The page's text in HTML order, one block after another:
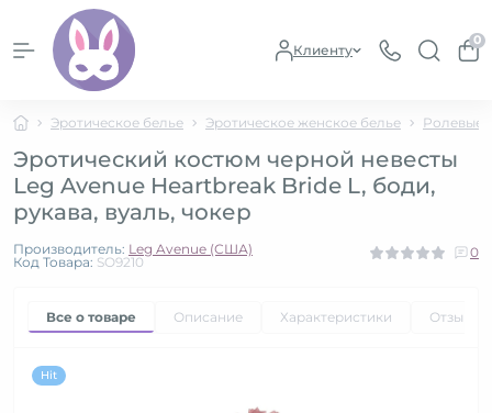
Клиенту
0
Эротическое белье Эротическое женское белье Ролевые
Эротический костюм черной невесты
Leg Avenue Heartbreak Bride L, боди,
рукава, вуаль, чокер
Производитель: Leg Avenue (США)
Код Товара: SO9210
0
Все о товаре Описание Характеристики Отзывы
Hit